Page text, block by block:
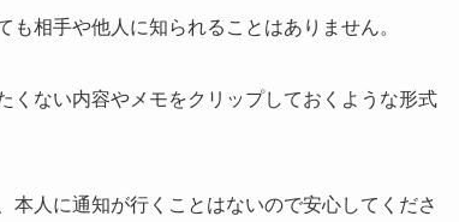
相手や他人に知られることはありません。
くない内容やメモをクリップしておくような形式
人に通知が行くことはないので安心してくださ